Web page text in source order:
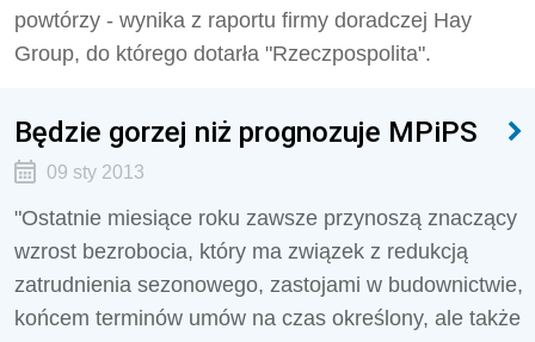
powtórzy - wynika z raportu firmy doradczej Hay
Group, do którego dotarła "Rzeczpospolita".
Będzie gorzej niż prognozuje MPiPS
09 sty 2013
"Ostatnie miesiące roku zawsze przynoszą znaczący
wzrost bezrobocia, który ma związek z redukcją
zatrudnienia sezonowego, zastojami w budownictwie,
końcem terminów umów na czas określony, ale także